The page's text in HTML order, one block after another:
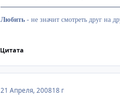
Любить - не значит смотреть друг на
Цитата
21 Апреля, 200818 г